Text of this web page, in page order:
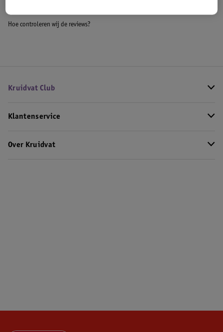
Hoe controleren wij de reviews?
Kruidvat Club
Klantenservice
Over Kruidvat